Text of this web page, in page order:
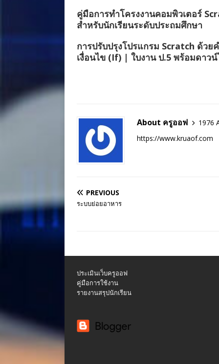
คู่มือการทำโครงงานคอมพิวเตอร์
สำหรับนักเรียนระดับประถมศึกษา
การปรับปรุงโปรแกรม Scratch ด้วย
เงื่อนไข (If) | ใบงาน ป.5 พร้อมดาว
About ครูออฟ
1976
https://www.kruaof.com
PREVIOUS
ระบบย่อยอาหาร
ประเมินเว็บครูออฟ
คู่มือการใช้งาน
รายงานสรุปนักเรียน